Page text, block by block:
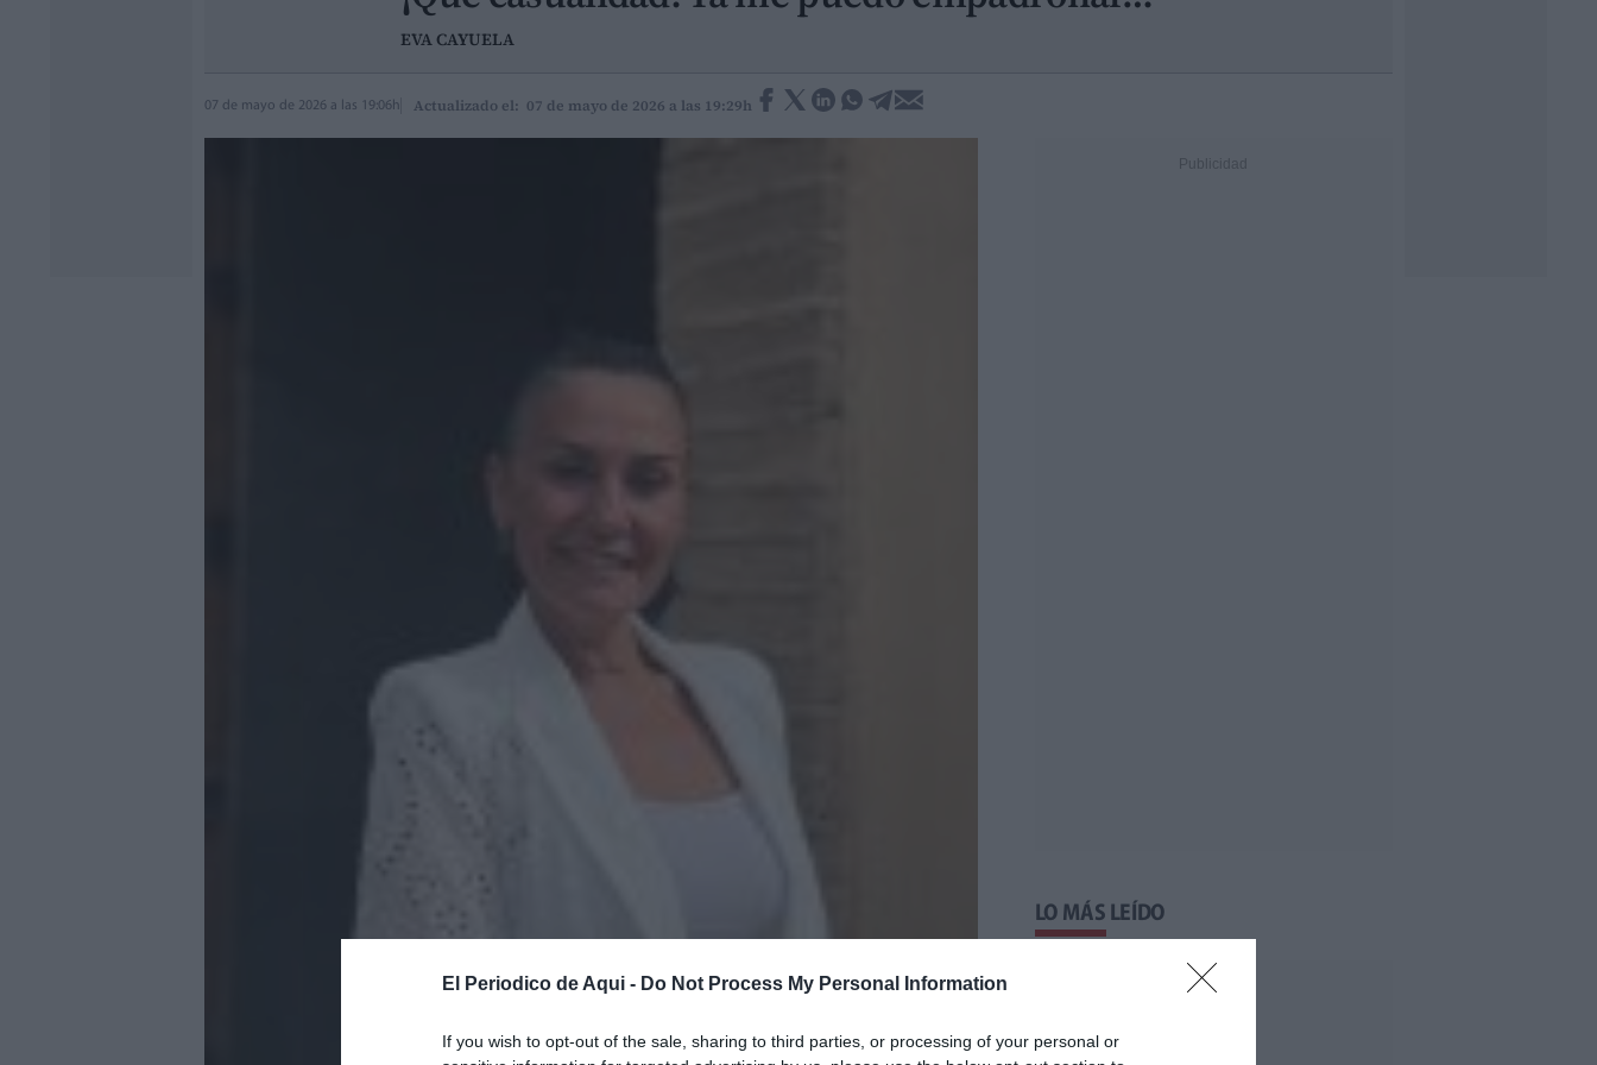
El Periodico de Aqui - Do Not Process My Personal Information
If you wish to opt-out of the sale, sharing to third parties, or processing of your personal or
EVA CAYUELA
07 de mayo de 2026 a las 19:06h Actualizado el: 07 de mayo de 2026 a las 19:29h
LO MÁS LEÍDO